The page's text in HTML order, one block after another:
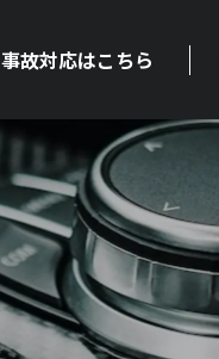
事故対応はこちら